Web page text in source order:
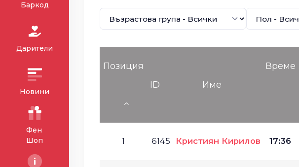
Баркод
Дарители
Новини
Фен
Шоп
Позиция
ID
Име
Време
1 6145 Кристиян Кирилов 17:36